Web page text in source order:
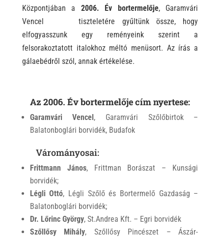
Központjában a 2006. Év bortermelője, Garamvári
Vencel tiszteletére gyűltünk össze, hogy
elfogyasszunk egy reményeink szerint a
felsorakoztatott italokhoz méltó menüsort. Az írás a
gálaebédről szól, annak értékelése.
Az 2006. Év bortermelője cím nyertese:
Garamvári Vencel, Garamvári Szőlőbirtok –
Balatonboglári borvidék, Budafok
Várományosai:
Frittmann János, Frittman Borászat – Kunsági
borvidék;
Légli Ottó, Légli Szőlő és Bortermelő Gazdaság –
Balatonboglári borvidék;
Dr. Lőrinc György, St.Andrea Kft. – Egri borvidék
Szőllősy Mihály, Szőllősy Pincészet – Ászár-